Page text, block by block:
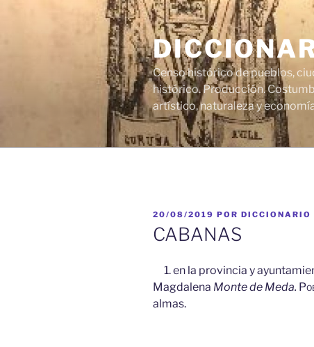
Censo histórico de pueblos,
histórico. Producción.
artístico, naturaleza y
PUBLICADO
EL
20/08/2019 POR DICCIONARIO
CABANAS
1. en la provincia y
Magdalena Monte de Meda.
almas.